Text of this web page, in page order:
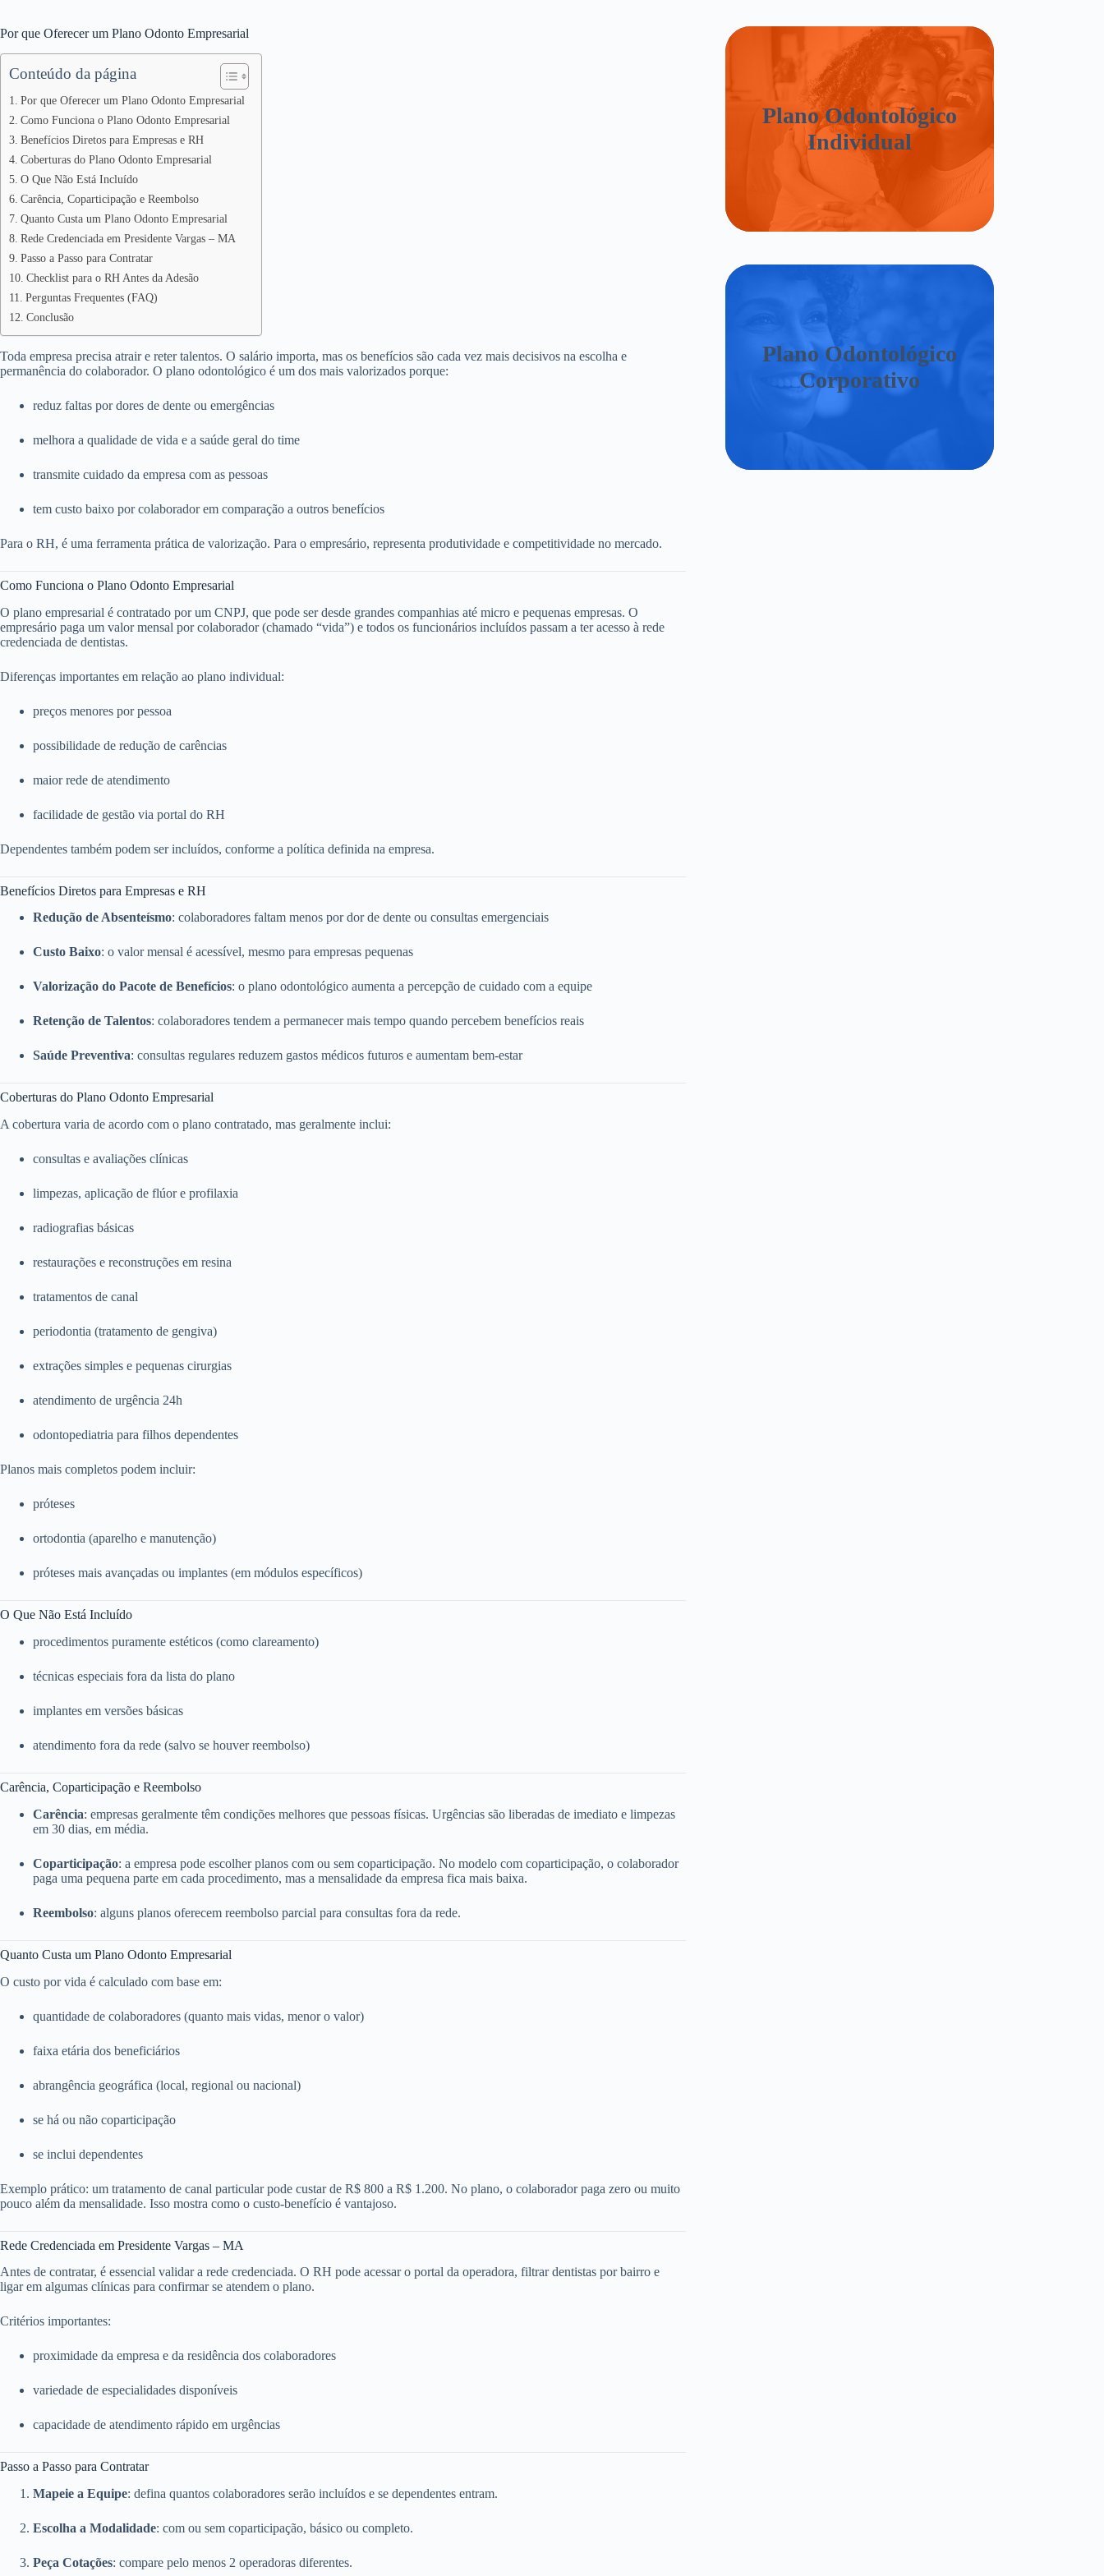
Por que Oferecer um Plano Odonto Empresarial
Conteúdo da página
Por que Oferecer um Plano Odonto Empresarial
Como Funciona o Plano Odonto Empresarial
Benefícios Diretos para Empresas e RH
Coberturas do Plano Odonto Empresarial
O Que Não Está Incluído
Carência, Coparticipação e Reembolso
Quanto Custa um Plano Odonto Empresarial
Rede Credenciada em Presidente Vargas – MA
Passo a Passo para Contratar
Checklist para o RH Antes da Adesão
Perguntas Frequentes (FAQ)
Conclusão
Toda empresa precisa atrair e reter talentos. O salário importa, mas os benefícios são cada vez mais decisivos na escolha e
permanência do colaborador. O plano odontológico é um dos mais valorizados porque:
reduz faltas por dores de dente ou emergências
melhora a qualidade de vida e a saúde geral do time
transmite cuidado da empresa com as pessoas
tem custo baixo por colaborador em comparação a outros benefícios
Para o RH, é uma ferramenta prática de valorização. Para o empresário, representa produtividade e competitividade no mercado.
Como Funciona o Plano Odonto Empresarial
O plano empresarial é contratado por um CNPJ, que pode ser desde grandes companhias até micro e pequenas empresas. O
empresário paga um valor mensal por colaborador (chamado “vida”) e todos os funcionários incluídos passam a ter acesso à rede
credenciada de dentistas.
Diferenças importantes em relação ao plano individual:
preços menores por pessoa
possibilidade de redução de carências
maior rede de atendimento
facilidade de gestão via portal do RH
Dependentes também podem ser incluídos, conforme a política definida na empresa.
Benefícios Diretos para Empresas e RH
Redução de Absenteísmo: colaboradores faltam menos por dor de dente ou consultas emergenciais
Custo Baixo: o valor mensal é acessível, mesmo para empresas pequenas
Valorização do Pacote de Benefícios: o plano odontológico aumenta a percepção de cuidado com a equipe
Retenção de Talentos: colaboradores tendem a permanecer mais tempo quando percebem benefícios reais
Saúde Preventiva: consultas regulares reduzem gastos médicos futuros e aumentam bem-estar
Coberturas do Plano Odonto Empresarial
A cobertura varia de acordo com o plano contratado, mas geralmente inclui:
consultas e avaliações clínicas
limpezas, aplicação de flúor e profilaxia
radiografias básicas
restaurações e reconstruções em resina
tratamentos de canal
periodontia (tratamento de gengiva)
extrações simples e pequenas cirurgias
atendimento de urgência 24h
odontopediatria para filhos dependentes
Planos mais completos podem incluir:
próteses
ortodontia (aparelho e manutenção)
próteses mais avançadas ou implantes (em módulos específicos)
O Que Não Está Incluído
procedimentos puramente estéticos (como clareamento)
técnicas especiais fora da lista do plano
implantes em versões básicas
atendimento fora da rede (salvo se houver reembolso)
Carência, Coparticipação e Reembolso
Carência: empresas geralmente têm condições melhores que pessoas físicas. Urgências são liberadas de imediato e limpezas
em 30 dias, em média.
Coparticipação: a empresa pode escolher planos com ou sem coparticipação. No modelo com coparticipação, o colaborador
paga uma pequena parte em cada procedimento, mas a mensalidade da empresa fica mais baixa.
Reembolso: alguns planos oferecem reembolso parcial para consultas fora da rede.
Quanto Custa um Plano Odonto Empresarial
O custo por vida é calculado com base em:
quantidade de colaboradores (quanto mais vidas, menor o valor)
faixa etária dos beneficiários
abrangência geográfica (local, regional ou nacional)
se há ou não coparticipação
se inclui dependentes
Exemplo prático: um tratamento de canal particular pode custar de R$ 800 a R$ 1.200. No plano, o colaborador paga zero ou muito
pouco além da mensalidade. Isso mostra como o custo-benefício é vantajoso.
Rede Credenciada em Presidente Vargas – MA
Antes de contratar, é essencial validar a rede credenciada. O RH pode acessar o portal da operadora, filtrar dentistas por bairro e
ligar em algumas clínicas para confirmar se atendem o plano.
Critérios importantes:
proximidade da empresa e da residência dos colaboradores
variedade de especialidades disponíveis
capacidade de atendimento rápido em urgências
Passo a Passo para Contratar
Mapeie a Equipe: defina quantos colaboradores serão incluídos e se dependentes entram.
Escolha a Modalidade: com ou sem coparticipação, básico ou completo.
Peça Cotações: compare pelo menos 2 operadoras diferentes.
Plano Odontológico
Individual
Plano Odontológico
Corporativo